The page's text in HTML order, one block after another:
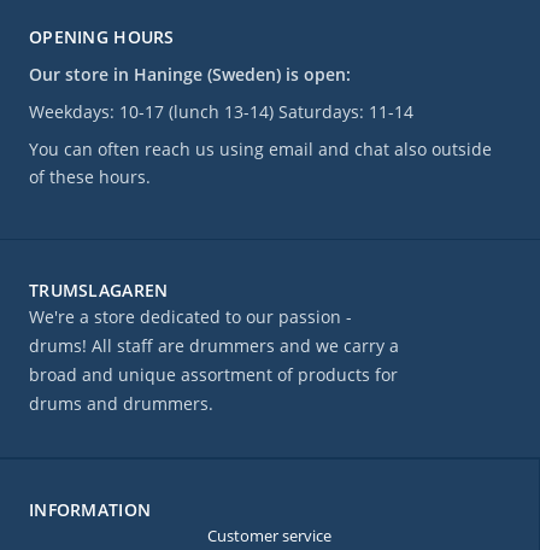
OPENING HOURS
Our store in Haninge (Sweden) is open:
Weekdays: 10-17 (lunch 13-14) Saturdays: 11-14
You can often reach us using email and chat also outside
of these hours.
TRUMSLAGAREN
We're a store dedicated to our passion -
drums! All staff are drummers and we carry a
broad and unique assortment of products for
drums and drummers.
INFORMATION
Customer service